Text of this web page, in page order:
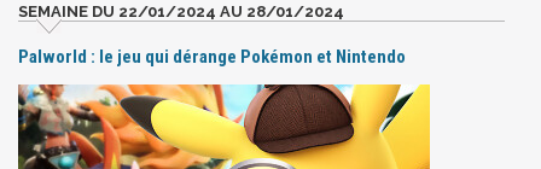
SEMAINE DU 22/01/2024 AU 28/01/2024
Palworld : le jeu qui dérange Pokémon et Nintendo